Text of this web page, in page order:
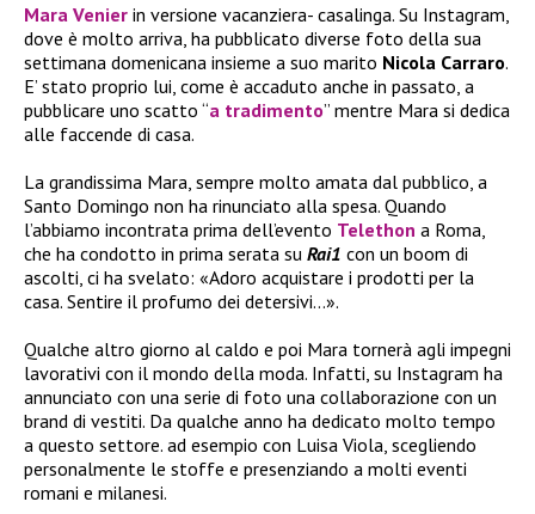
Mara Venier in versione vacanziera- casalinga. Su Instagram,
dove è molto arriva, ha pubblicato diverse foto della sua
settimana domenicana insieme a suo marito Nicola Carraro.
E’ stato proprio lui, come è accaduto anche in passato, a
pubblicare uno scatto “a tradimento” mentre Mara si dedica
alle faccende di casa.
La grandissima Mara, sempre molto amata dal pubblico, a
Santo Domingo non ha rinunciato alla spesa. Quando
l’abbiamo incontrata prima dell’evento Telethon a Roma,
che ha condotto in prima serata su Rai1 con un boom di
ascolti, ci ha svelato: «Adoro acquistare i prodotti per la
casa. Sentire il profumo dei detersivi…».
Qualche altro giorno al caldo e poi Mara tornerà agli impegni
lavorativi con il mondo della moda. Infatti, su Instagram ha
annunciato con una serie di foto una collaborazione con un
brand di vestiti. Da qualche anno ha dedicato molto tempo
a questo settore. ad esempio con Luisa Viola, scegliendo
personalmente le stoffe e presenziando a molti eventi
romani e milanesi.